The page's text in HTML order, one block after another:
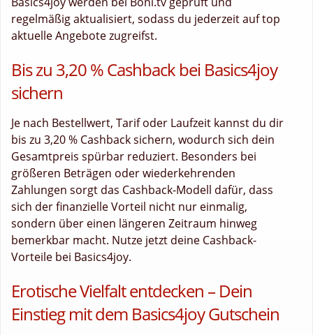
regelmäßig aktualisiert, sodass du jederzeit auf top
aktuelle Angebote zugreifst.
Bis zu 3,20 % Cashback bei Basics4joy
sichern
Je nach Bestellwert, Tarif oder Laufzeit kannst du dir
bis zu 3,20 % Cashback sichern, wodurch sich dein
Gesamtpreis spürbar reduziert. Besonders bei
größeren Beträgen oder wiederkehrenden
Zahlungen sorgt das Cashback-Modell dafür, dass
sich der finanzielle Vorteil nicht nur einmalig,
sondern über einen längeren Zeitraum hinweg
bemerkbar macht. Nutze jetzt deine Cashback-
Vorteile bei Basics4joy.
Erotische Vielfalt entdecken – Dein
Einstieg mit dem Basics4joy Gutschein